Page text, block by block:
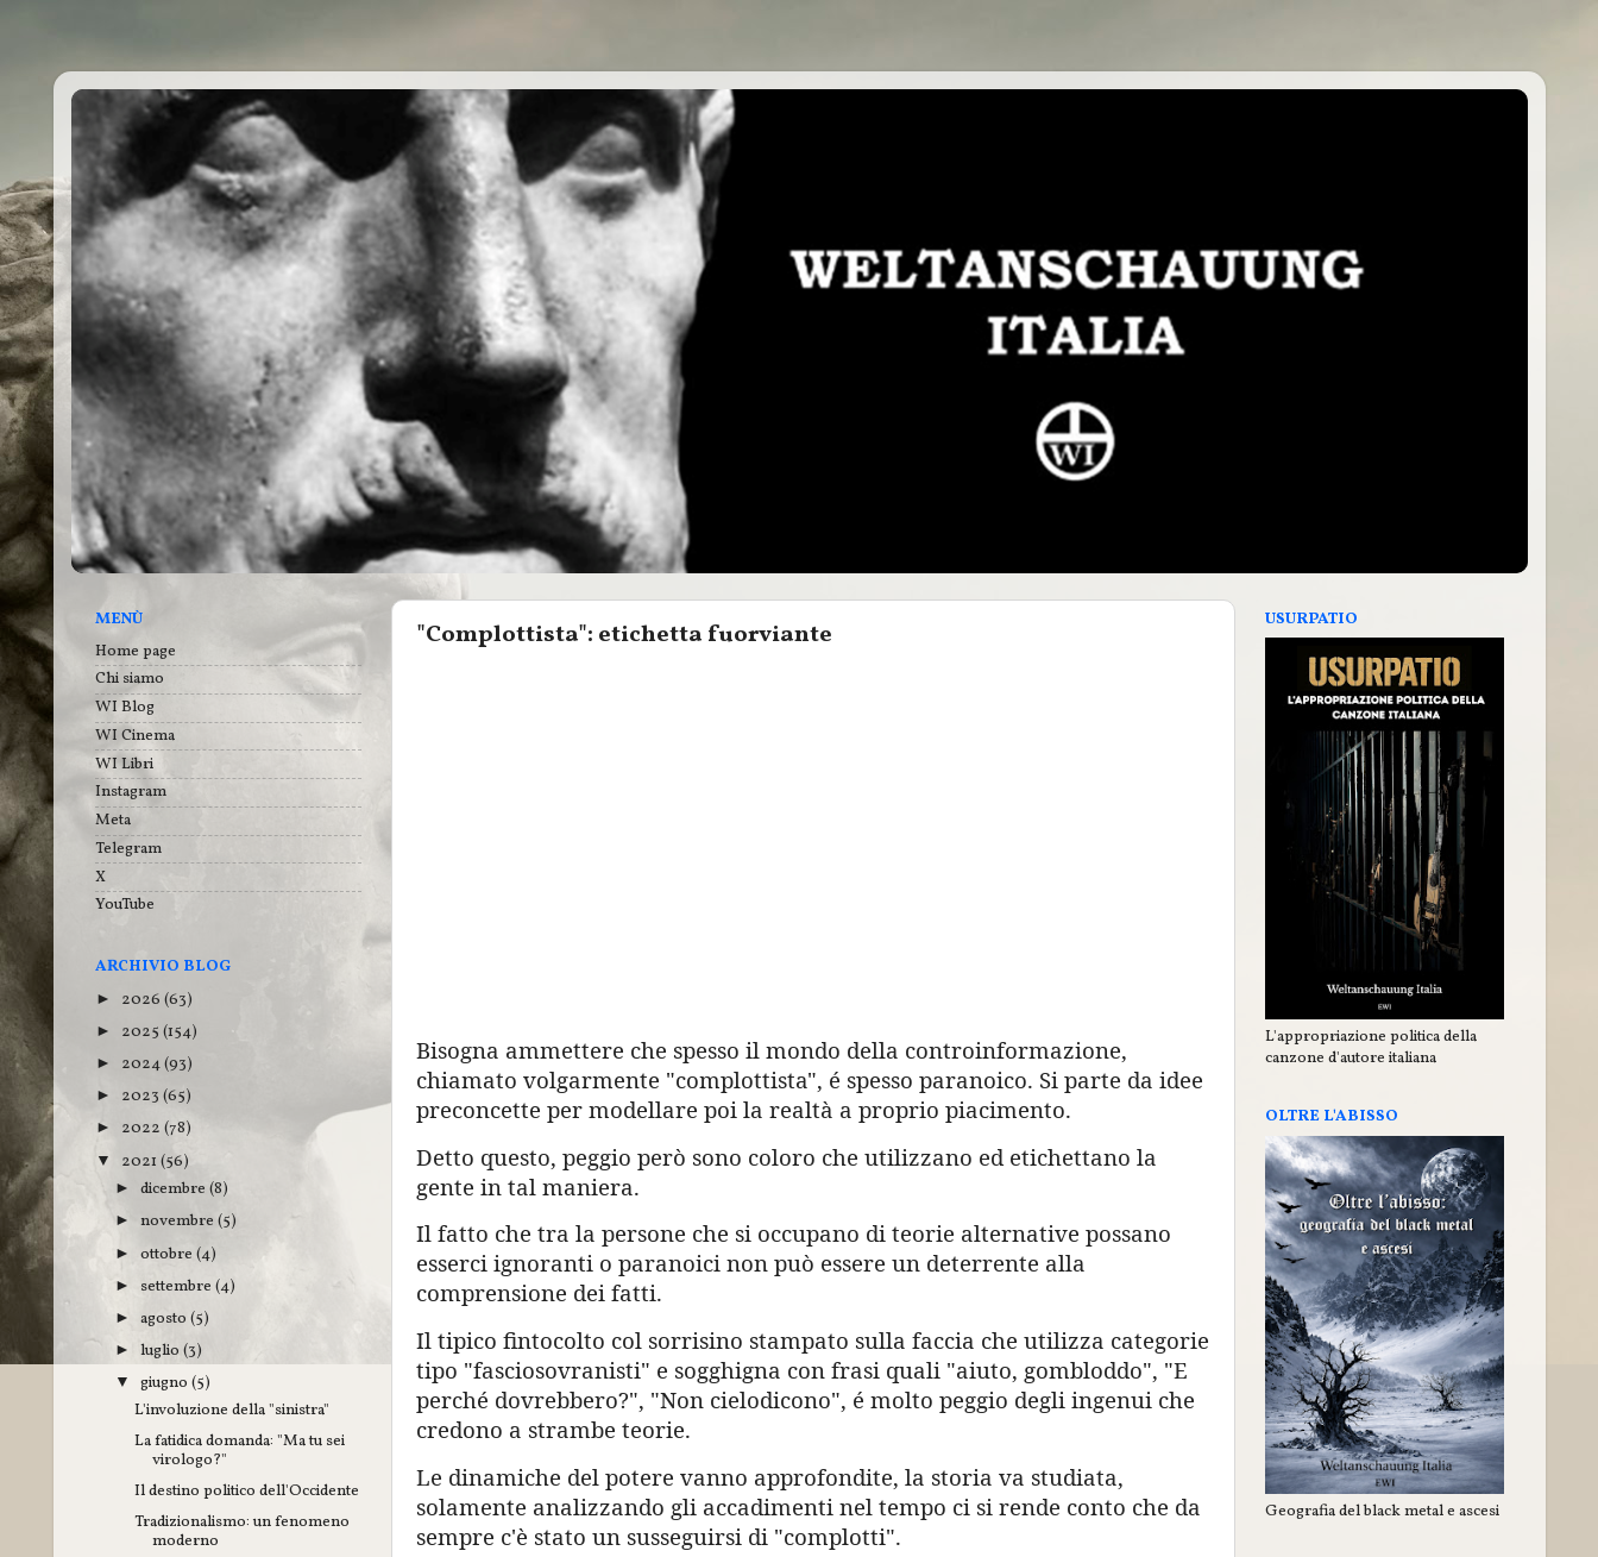
"Complottista": etichetta fuorviante
Bisogna ammettere che spesso il mondo della controinformazione,
chiamato volgarmente "complottista", é spesso paranoico. Si parte da idee
preconcette per modellare poi la realtà a proprio piacimento.
Detto questo, peggio però sono coloro che utilizzano ed etichettano la
gente in tal maniera.
Il fatto che tra la persone che si occupano di teorie alternative possano
esserci ignoranti o paranoici non può essere un deterrente alla
comprensione dei fatti.
Il tipico fintocolto col sorrisino stampato sulla faccia che utilizza categorie
tipo "fasciosovranisti" e sogghigna con frasi quali "aiuto, gombloddo", "E
perché dovrebbero?", "Non cielodicono", é molto peggio degli ingenui che
credono a strambe teorie.
Le dinamiche del potere vanno approfondite, la storia va studiata,
solamente analizzando gli accadimenti nel tempo ci si rende conto che da
sempre c'è stato un susseguirsi di "complotti".
MENÙ
Home page
Chi siamo
WI Blog
WI Cinema
WI Libri
Instagram
Meta
Telegram
X
YouTube
ARCHIVIO BLOG
► 2026 (63)
► 2025 (154)
► 2024(93)
► 2023 (65)
► 2022 (78)
▼ 2021 (56)
► dicembre (8)
► novembre (5)
► ottobre (4)
► settembre (4)
► agosto (5)
► luglio (3)
▼ giugno (5)
L'involuzione della "sinistra"
La fatidica domanda: "Ma tu sei
virologo?"
Il destino politico dell'Occidente
Tradizionalismo: un fenomeno
moderno
USURPATIO
L'appropriazione politica della
canzone d'autore italiana
OLTRE L'ABISSO
Geografia del black metal e ascesi